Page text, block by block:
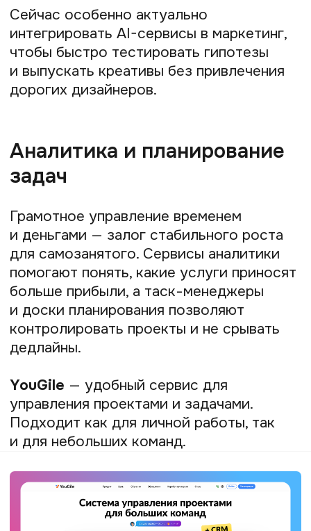
Особенности:
крупнейший агрегатор
для таксистов и курьеров.
Предоставляет заказы, рассчитывает
маршруты, принимает оплату
и переводит доход.
Преимущества:стабильный поток
работы, гибкий график, интеграция
(например, пешим или велокурьером —
или через таксопарк).
Кому подойдёт:
У курьеров и водителей такси много
работы — нужно постоянно быть
в движении и много общаться с людьми.
Сотрудник может самостоятельно
выбирать, сколько часов работать
и когда отдыхать — здесь нет чётких
графиков и штрафов.
Агрегаторы подработок
позволяют находить исполнителей для
самых разных задач — от ремонта
бытовой техники до юридических
консультаций. Самозанятые могут
зарегистрироваться на таких
платформах и брать заказы в своей
поток клиентов.
Работа найдётся для каждого:
в сервисах есть задачи для мастеров
на дому — и до юристов и тренеров.